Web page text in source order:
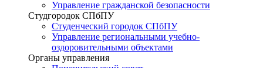
Управление гражданской безопасности
Студгородок СПбПУ
Студенческий городок СПбПУ
Управление региональными учебно-
оздоровительными объектами
Органы управления